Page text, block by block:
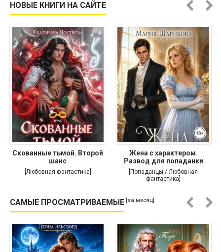
НОВЫЕ КНИГИ НА САЙТЕ
Скованные тьмой. Второй
шанс
[Любовная фантастика]
Жена с характером.
Развод для попаданки
[Попаданцы / Любовная
фантастика]
САМЫЕ ПРОСМАТРИВАЕМЫЕ [за месяц]